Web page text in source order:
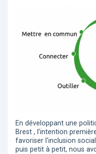
En développant une
Brest , l’intention
favoriser l’inclusion
puis petit à petit, nous